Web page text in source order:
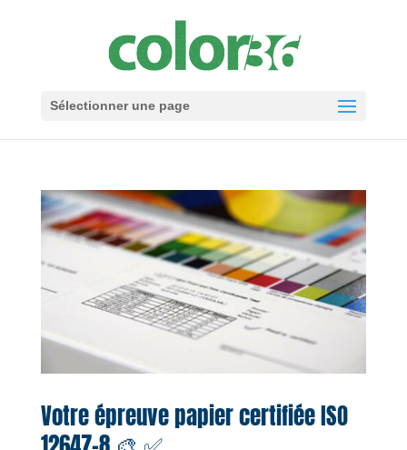
Sélectionner une page
Votre épreuve papier certifiée ISO